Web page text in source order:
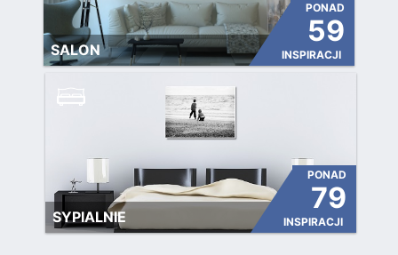
SALON
PONAD
59
INSPIRACJI
SYPIALNIE
PONAD
79
INSPIRACJI